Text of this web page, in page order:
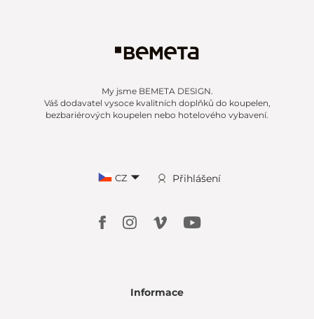
My jsme BEMETA DESIGN.
Váš dodavatel vysoce kvalitních doplňků do koupelen,
bezbariérových koupelen nebo hotelového vybavení.
CZ Přihlášení
Informace